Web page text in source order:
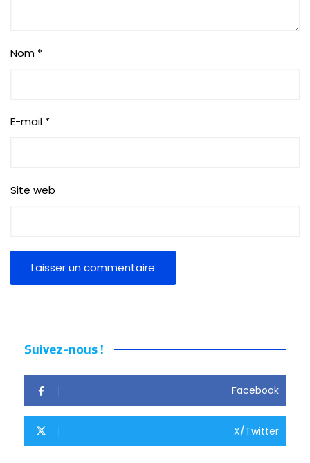
Nom *
E-mail *
Site web
Suivez-nous !
Facebook
X/Twitter